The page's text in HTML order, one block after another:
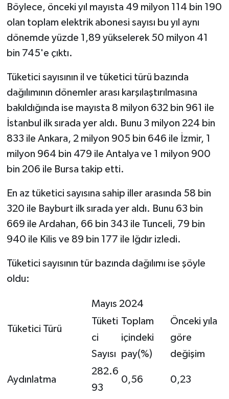
Böylece, önceki yıl mayısta 49 milyon 114 bin 190
olan toplam elektrik abonesi sayısı bu yıl aynı
dönemde yüzde 1,89 yükselerek 50 milyon 41
bin 745'e çıktı.
Tüketici sayısının il ve tüketici türü bazında
dağılımının dönemler arası karşılaştırılmasına
bakıldığında ise mayısta 8 milyon 632 bin 961 ile
İstanbul ilk sırada yer aldı. Bunu 3 milyon 224 bin
833 ile Ankara, 2 milyon 905 bin 646 ile İzmir, 1
milyon 964 bin 479 ile Antalya ve 1 milyon 900
bin 206 ile Bursa takip etti.
En az tüketici sayısına sahip iller arasında 58 bin
320 ile Bayburt ilk sırada yer aldı. Bunu 63 bin
669 ile Ardahan, 66 bin 343 ile Tunceli, 79 bin
940 ile Kilis ve 89 bin 177 ile Iğdır izledi.
Tüketici sayısının tür bazında dağılımı ise şöyle
oldu:
Tüketici Türü
Mayıs 2024
Tüketi
ci
Sayısı
Toplam
içindeki
pay(%)
Önceki yıla
göre
değişim
Aydınlatma
282.6
93
0,56 0,23
Burdur Müftülüğü
Çanakkale Müftülüğü
Çankırı Müftülüğü
Çorum Müftülüğü
Denizli Müftülüğü
Düzce Müftülüğü
Edirne Müftülüğü
Elazığ Müftülüğü
Erzincan Müftülüğü
Eskişehir Müftülüğü
Giresun Müftülüğü
Ekonomi
Podcast
Bilim, Teknoloji
Biyografiler
Diyanet TV
YAŞAM